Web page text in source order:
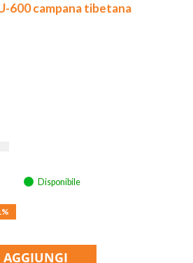
600 campana tibetana
Disponibile